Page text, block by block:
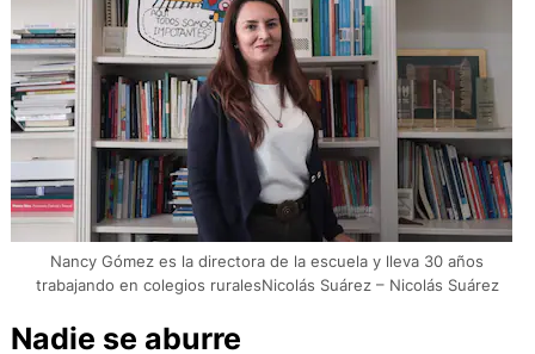
Nancy Gómez es la directora de la escuela y lleva 30 años
trabajando en colegios ruralesNicolás Suárez – Nicolás Suárez
Nadie se aburre